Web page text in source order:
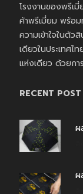
โรงงานของพรีเ
ค้าพรีเมี่ยม พร้อม
ความเข้าใจในตัว
เดียวในประเทศไ
แห่งเดียว ด้วยกา
RECENT POST
ผ
ผ